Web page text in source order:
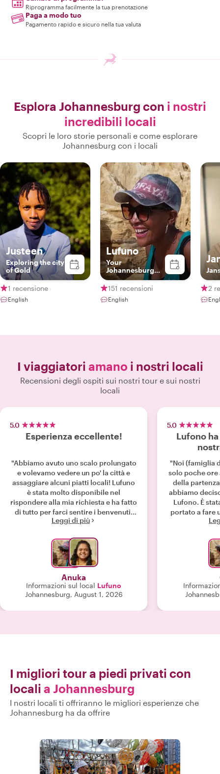
Riprogramma facilmente la tua prenotazione
Paga a modo tuo
Pagamento rapido e sicuro nella tua valuta
Esplora Johannesburg con i nostri
incredibili locali
Scopri le loro storie personali e come esplorare
Johannesburg con i locali
Justeen
Exploring the city
of Gold
1 recensione
English
Lufuno
Your
Johannesburg
Local
151 recensioni
English
2
I viaggiatori amano i nostri locali
Recensioni degli ospiti sui nostri tour e sui nostri
locali
5.0
Esperienza eccellente!
"Abbiamo avuto uno scalo prolungato
e volevamo vedere un po' la città e
assaggiare alcuni piatti locali! Lufuno
è stata molto disponibile nel
rispondere alla mia richiesta e ha fatto
di tutto per farci sentire i benvenuti,
conoscendo molti posti del posto con
come sostenere la comunità durante il
nostro tour. Ci è piaciuto
particolarmente ascoltare i racconti
sulla vita locale e le esperienze,
incluse le sue personali. Siamo partiti
come sconosciuti e ci siamo salutati
come amici!"
Leggi di più
Anuka
Informazioni sul local Lufuno
Johannesburg, August 1, 2026
5.0
Lufono
"Noi (famiglia
solo poche ore
della
abbiamo
Lufono. È
portato a fare
intorno a
sarebbe stato
Soweto era
contenti di
interessante!
fatti storici e
più
normalmente
I migliori tour a piedi privati con
locali a Johannesburg
I nostri locali ti offriranno le migliori esperienze che
Johannesburg ha da offrire